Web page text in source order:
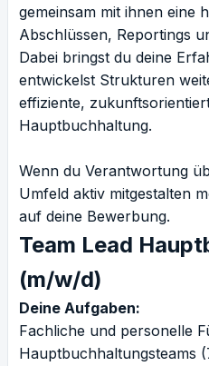
gemeinsam mit ihnen eine
Abschlüssen, Reportings
Dabei bringst du deine
entwickelst Strukturen
effiziente,
Hauptbuchhaltung.
Wenn du Verantwortung
Umfeld aktiv mitgestalten
auf deine Bewerbung.
Team Lead
(m/w/d)
Deine Aufgaben:
Fachliche und personelle
Hauptbuchhaltungsteams